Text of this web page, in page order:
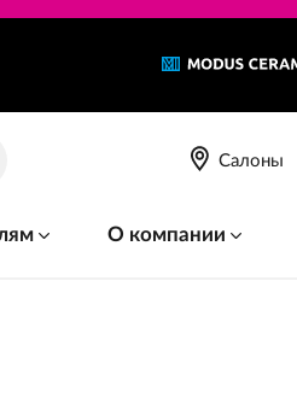
Салоны
О компании